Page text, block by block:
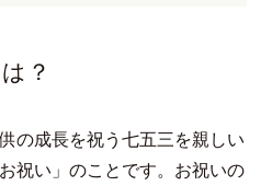
？
の成長を祝う七五三を親しい
祝い」のことです。お祝いの